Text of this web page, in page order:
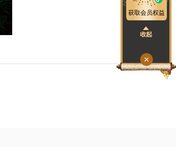
获取会员权益